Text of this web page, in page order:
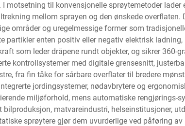
til konvensjonelle sprøytemetoder
mellom sprayen og den ønskede overflaten.
områder og uregelmessige former som
enten positiv eller negativ elektrisk
som leder dråpene rundt objekter, og sikrer 360-
kontrollsystemer med digitale grensesnitt,
fra fin tåke for sårbare overflater til bredere
jordingsystemer, nødavbrytere og
miljøforhold, mens automatiske rengjørings-
matvareindustri, helseinstitusjoner,
sprøytere gjør dem uvurderlige ved påføring